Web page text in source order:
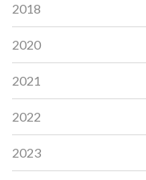
2018
2020
2021
2022
2023